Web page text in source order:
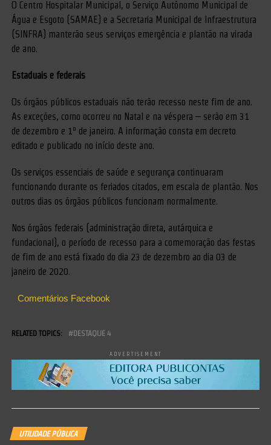
O Centro Hospitalar Municipal, o Serviço Autônomo Municipal de
Água e Esgoto (SAMAE) e a Secretaria Municipal de Infraestrutura
(SINFRA) manterão seus serviços emergência e plantão na virada
de ano.
Estaduais e federais
Os órgãos públicos estaduais não terão recesso neste fim de ano.
As exceções, como ocorreu no Natal e na véspera – serão em 31
de dezembro e 1º de janeiro. A informação consta em decreto
editado e publicado no início deste ano.
Os serviços essenciais de saúde e segurança continuaram
funcionando durante os feriados citados, em escala de plantão. Nos
outros dias os órgãos públicos funcionam normalmente.
Nos órgãos federais (administração direta, autárquica e
fundacional), o período de recesso para a comemoração das festas
de fim de ano está fixado do dia 23 de dezembro ao dia 03 de
janeiro de 2020.
Comentários Facebook
RELATED TOPICS: DESTAQUE 4
ADVERTISEMENT
UTILIDADE PÚBLICA